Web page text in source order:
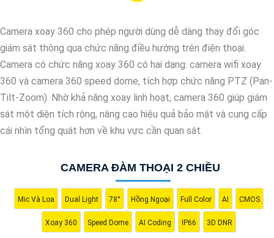
Camera xoay 360 cho phép người dùng dễ dàng thay đổi góc
giám sát thông qua chức năng điều hướng trên điện thoại.
Camera có chức năng xoay 360 có hai dạng: camera wifi xoay
360 và camera 360 speed dome, tích hợp chức năng PTZ (Pan-
Tilt-Zoom). Nhờ khả năng xoay linh hoạt, camera 360 giúp giám
sát một diện tích rộng, nâng cao hiệu quả bảo mật và cung cấp
cái nhìn tổng quát hơn về khu vực cần quan sát.
CAMERA ĐÀM THOẠI 2 CHIỀU
Mic Và Loa Dual Light 78° Hồng Ngoại Full Color AI CMOS
Xoay 360 Speed Dome AI Coding IP66 3D DNR